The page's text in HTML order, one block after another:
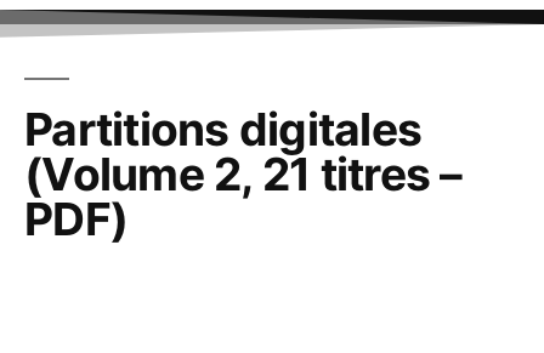
Partitions digitales
(Volume 2, 21 titres –
PDF)